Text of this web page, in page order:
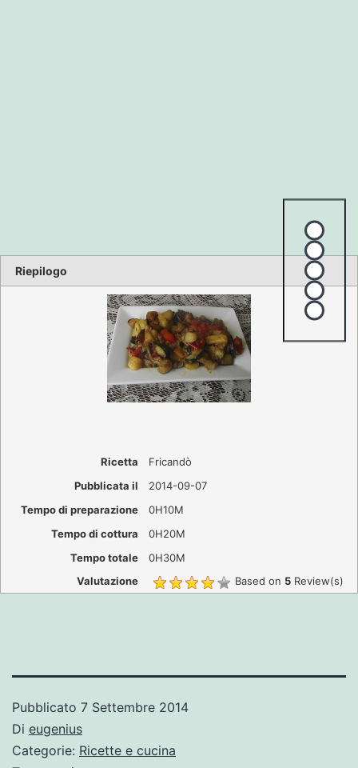
Riepilogo
1 star
2 stars
3 stars
4 stars
Ricetta
Fricandò
Pubblicata il
2014-09-07
Tempo di preparazione
0H10M
Tempo di cottura
0H20M
Tempo totale
0H30M
Valutazione
Based on 5 Review(s)
Pubblicato 7 Settembre 2014
Di eugenius
Categorie: Ricette e cucina